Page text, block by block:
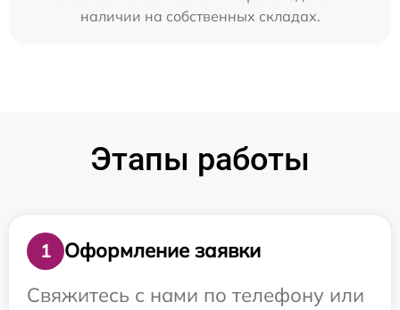
наличии на собственных складах.
Этапы работы
1
Оформление заявки
Свяжитесь с нами по телефону или